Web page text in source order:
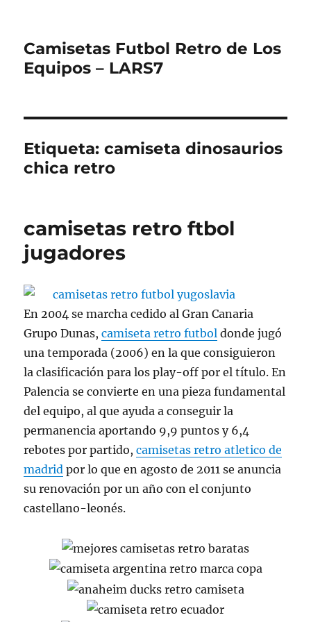
Camisetas Futbol Retro de Los
Equipos – LARS7
Etiqueta:camiseta dinosaurios
chica retro
camisetas retro ftbol
jugadores
En 2004 se marcha cedido al Gran Canaria
Grupo Dunas,camiseta retro futbol donde jugó
una temporada (2006) en la que consiguieron
la clasificación para los play-off por el título. En
Palencia se convierte en una pieza fundamental
del equipo, al que ayuda a conseguir la
permanencia aportando 9,9 puntos y 6,4
rebotes por partido,camisetas retro atletico de
madrid por lo que en agosto de 2011 se anuncia
su renovación por un año con el conjunto
castellano-leonés.